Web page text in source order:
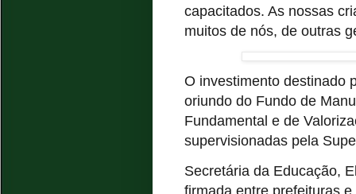
capacitados. As nossas
muitos de nós, de outras
O investimento destinado
oriundo do Fundo de
Fundamental e de
supervisionadas pela
Secretária da Educação,